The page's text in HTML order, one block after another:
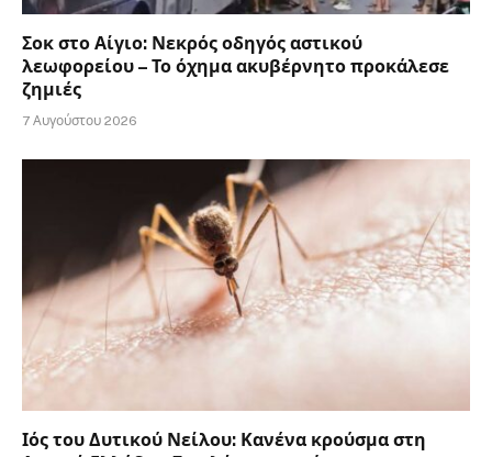
Σοκ στο Αίγιο: Νεκρός οδηγός αστικού
λεωφορείου – Το όχημα ακυβέρνητο προκάλεσε
ζημιές
7 Αυγούστου 2026
Ιός του Δυτικού Νείλου: Κανένα κρούσμα στη